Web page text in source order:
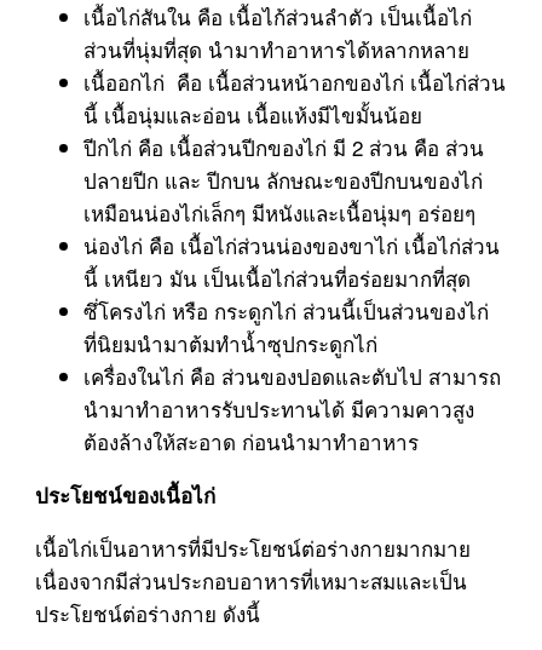
เนื้อไก่สันใน คือ เนื้อไก้ส่วนลำตัว เป็นเนื้อไก่
ส่วนที่นุ่มที่สุด นำมาทำอาหารได้หลากหลาย
เนื้ออกไก่ คือ เนื้อส่วนหน้าอกของไก่ เนื้อไก่ส่วน
นี้ เนื้อนุ่มและอ่อน เนื้อแห้งมีไขมั้นน้อย
ปีกไก่ คือ เนื้อส่วนปีกของไก่ มี 2 ส่วน คือ ส่วน
ปลายปีก และ ปีกบน ลักษณะของปีกบนของไก่
เหมือนน่องไก่เล็กๆ มีหนังและเนื้อนุ่มๆ อร่อยๆ
น่องไก่ คือ เนื้อไก่ส่วนน่องของขาไก่ เนื้อไก่ส่วน
นี้ เหนียว มัน เป็นเนื้อไก่ส่วนที่อร่อยมากที่สุด
ซึ่โครงไก่ หรือ กระดูกไก่ ส่วนนี้เป็นส่วนของไก่
ที่นิยมนำมาต้มทำน้ำซุปกระดูกไก่
เครื่องในไก่ คือ ส่วนของปอดและตับไป สามารถ
นำมาทำอาหารรับประทานได้ มีความคาวสูง
ต้องล้างให้สะอาด ก่อนนำมาทำอาหาร
ประโยชน์ของเนื้อไก่
เนื้อไก่เป็นอาหารที่มีประโยชน์ต่อร่างกายมากมาย
เนื่องจากมีส่วนประกอบอาหารที่เหมาะสมและเป็น
ประโยชน์ต่อร่างกาย ดังนี้